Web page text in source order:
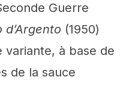
Guerre
(1950)
variante, à base de
de la sauce